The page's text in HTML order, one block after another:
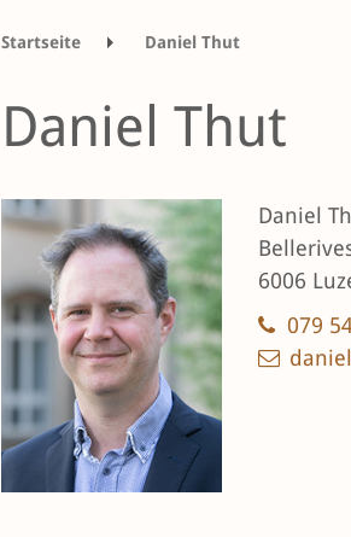
Startseite Daniel Thut
Daniel Thut
Daniel
6006
079